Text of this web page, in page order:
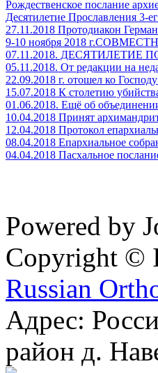
Рождественское послание
Десятилетие Прославления 3-
27.11.2018 Протодиакон
9-10 ноября 2018
07.11.2018. ДЕСЯТИЛЕТИЕ
05.11.2018. От редакции на
22.09.2018 г. отошел ко
15.07.2018 К столетию
01.06.2018. Ещё об
10.04.2018 Принят
12.04.2018 Протокол
08.04.2018 Епархиальное
04.04.2018 Пасхальное
Powered by
Copyright ©
Russian
Адрес:
район д.